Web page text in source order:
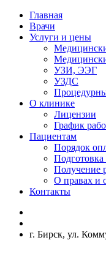
Главная
Врачи
Услуги и цены
УЗИ, ЭЭГ
УЗДС
О клинике
Лицензии
График
Пациентам
Порядок
Подготовка
Получение
О правах и
Контакты
г. Бирск, ул.